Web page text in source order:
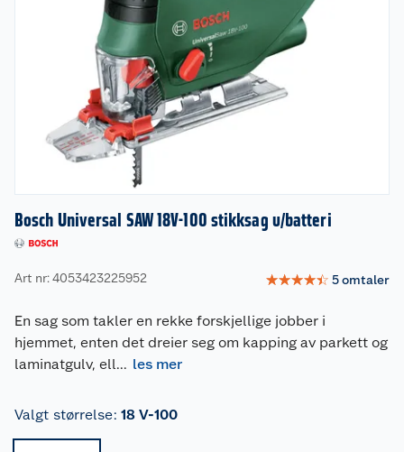
Bosch Universal SAW 18V-100 stikksag u/batteri
Art nr: 4053423225952 ☆☆☆☆☆ 5omtaler
En sag som takler en rekke forskjellige jobber i
hjemmet, enten det dreier seg om kapping av parkett og
laminatgulv, ell... les mer
Valgt størrelse: 18 V-100